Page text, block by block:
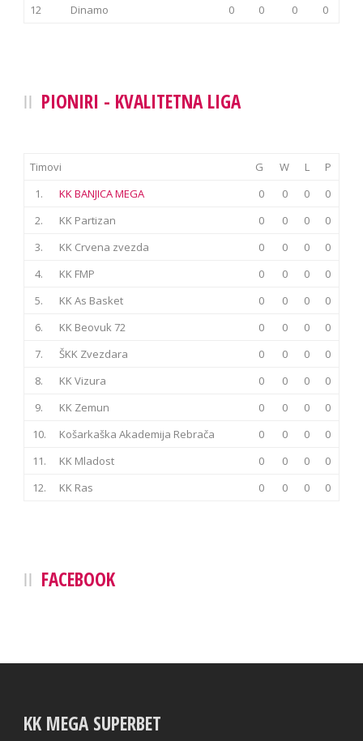
12
Dinamo 0 0 0 0
PIONIRI - KVALITETNA LIGA
Timovi G W L
P
1.
KK BANJICA MEGA 0 0 0
0
2.
KK Partizan 0 0 0
0
3.
KK Crvena zvezda 0 0 0
0
4.
KK FMP 0 0 0
0
5.
KK As Basket 0 0 0
0
6.
KK Beovuk 72 0 0 0
0
7.
ŠKK Zvezdara 0 0 0
0
8.
KK Vizura 0 0 0
0
9.
KK Zemun 0 0 0
0
10.
Košarkaška Akademija Rebrača 0 0 0
0
11.
KK Mladost 0 0 0
0
12.
KK Ras 0 0 0 0
FACEBOOK
KK MEGA SUPERBET